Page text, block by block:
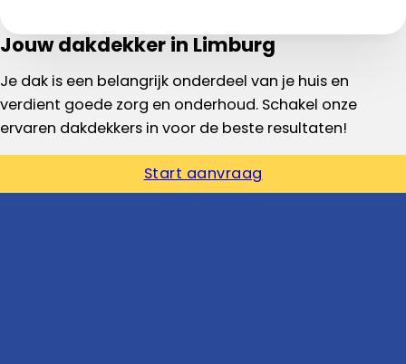
Jouw dakdekker in Limburg
Je dak is een belangrijk onderdeel van je huis en
verdient goede zorg en onderhoud. Schakel onze
ervaren dakdekkers in voor de beste resultaten!
Start aanvraag